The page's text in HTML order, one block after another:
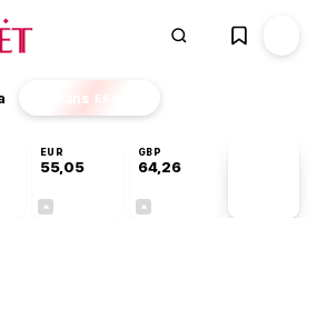
Finans EKSTRA
EUR
55,05
GBP
64,26